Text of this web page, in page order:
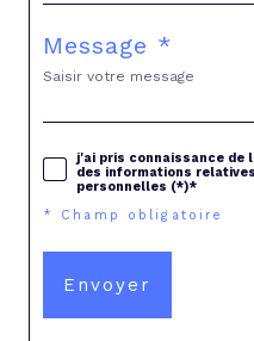
Message *
j'ai pris connaissance de
des informations
personnelles (*)*
* Champ obligatoire
Envoyer